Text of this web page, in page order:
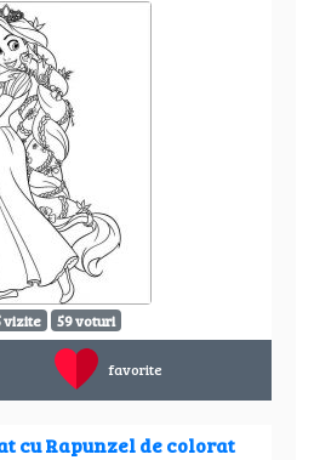
vizite 59 voturi
favorite
cu Rapunzel de colorat